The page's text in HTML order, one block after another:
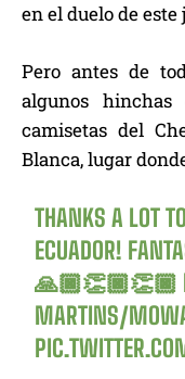
en el duelo de
Pero antes de
algunos
camisetas del
Blanca, lugar
THANKS A LOT
ECUADOR!
🙏🏿👏🏿👏🏿
MARTINS/